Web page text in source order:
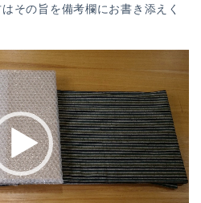
その旨を備考欄にお書き添えく